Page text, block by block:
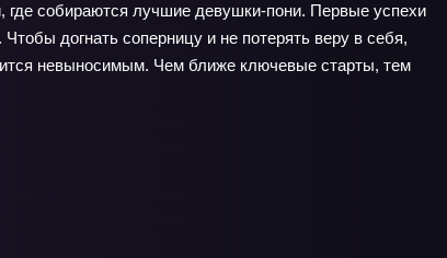
где собираются лучшие девушки-пони. Первые успехи
догнать соперницу и не потерять веру в себя,
невыносимым. Чем ближе ключевые старты, тем